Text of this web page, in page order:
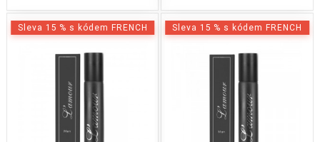
Sleva 15 % s kódem FRENCH Sleva 15 % s kódem FRENCH